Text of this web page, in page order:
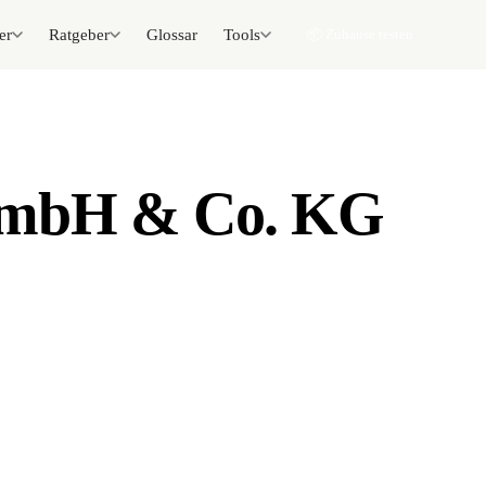
Ratgeber Glossar Tools
& Co. KG